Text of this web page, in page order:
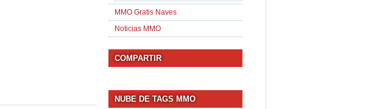
MMO Gratis Naves
Noticias MMO
COMPARTIR
NUBE DE TAGS MMO